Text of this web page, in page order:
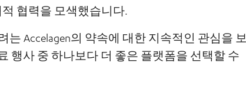
협력을 모색했습니다.
Accelagen의 약속에 대한 지속적인 관심을 보
행사 중 하나보다 더 좋은 플랫폼을 선택할 수